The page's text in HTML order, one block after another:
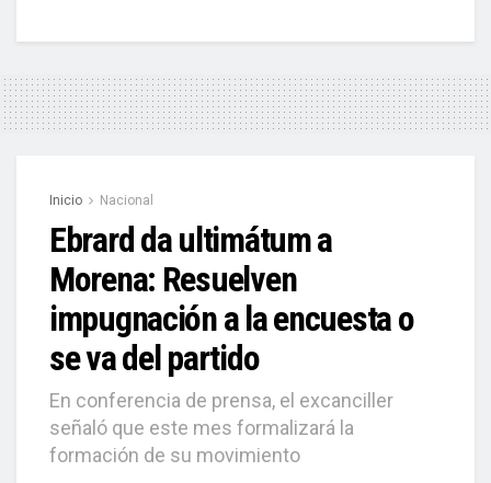
Inicio Nacional
Ebrard da ultimátum a
Morena: Resuelven
impugnación a la encuesta o
se va del partido
En conferencia de prensa, el excanciller
señaló que este mes formalizará la
formación de su movimiento